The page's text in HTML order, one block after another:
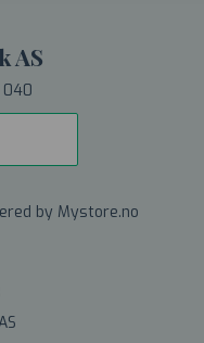
AS
040
by Mystore.no